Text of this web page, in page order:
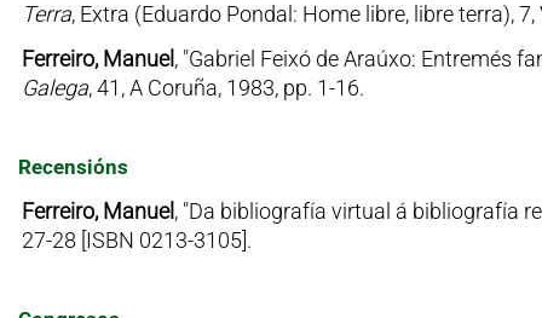
Terra, Extra (Eduardo Pondal: Home libre, libre terra),
Ferreiro, Manuel, "Gabriel Feixó de Araúxo: Entremés
Galega, 41, A Coruña, 1983, pp. 1-16.
Recensións
Ferreiro, Manuel, "Da bibliografía virtual á bibliografía
27-28 [ISBN 0213-3105].